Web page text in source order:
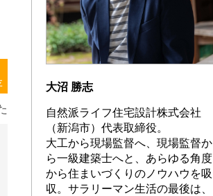
大沼 勝志
自然派ライフ住宅設計株式会社
（新潟市）代表取締役。
大工から現場監督へ、現場監督か
ら一級建築士へと、あらゆる角度
から住まいづくりのノウハウを吸
収。サラリーマン生活の最後は、